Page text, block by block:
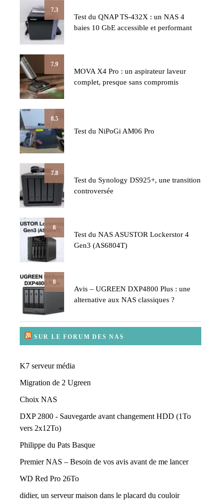
7.3
Test du QNAP TS-432X : un NAS 4
baies 10 GbE accessible et performant
7.9
MOVA X4 Pro : un aspirateur laveur
complet, presque sans compromis
8.5
Test du NiPoGi AM06 Pro
7.8
Test du Synology DS925+, une transition
controversée
8
Test du NAS ASUSTOR Lockerstor 4
Gen3 (AS6804T)
8
Avis – UGREEN DXP4800 Plus : une
alternative aux NAS classiques ?
SUR LE FORUM DES NAS
K7 serveur média
Migration de 2 Ugreen
Choix NAS
DXP 2800 - Sauvegarde avant changement HDD (1To
vers 2x12To)
Philippe du Pats Basque
Premier NAS – Besoin de vos avis avant de me lancer
WD Red Pro 26To
didier, un serveur maison dans le placard du couloir